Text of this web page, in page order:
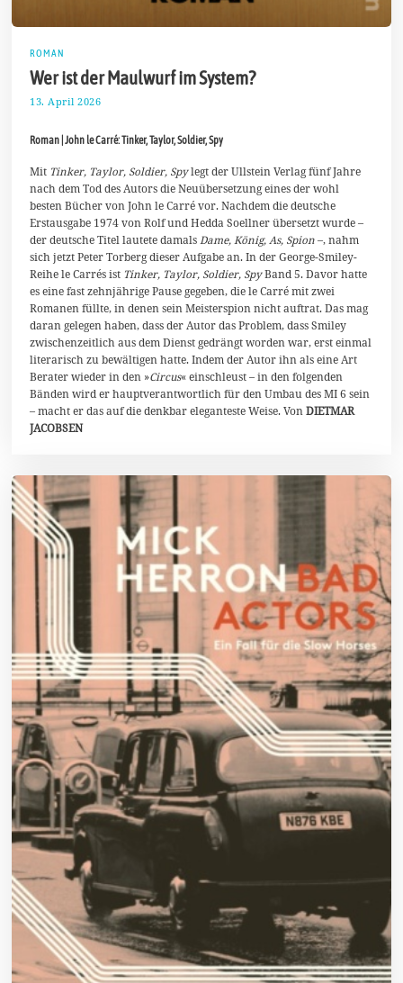
ROMAN
Wer ist der Maulwurf im System?
13. April 2026
A
r
i
l
2
0
2
6
Roman | John le Carré: Tinker, Taylor, Soldier, Spy
Mit Tinker, Taylor, Soldier, Spylegt der Ullstein Verlag fünf Jahre
nach dem Tod des Autors die Neuübersetzung eines der wohl
besten Bücher von John le Carré vor. Nachdem die deutsche
Erstausgabe 1974 von Rolf und Hedda Soellner übersetzt wurde –
der deutsche Titel lautete damalsDame, König, As, Spion–, nahm
sich jetzt Peter Torberg dieser Aufgabe an. In der George-Smiley-
Reihe le Carrés ist Tinker, Taylor, Soldier, SpyBand 5. Davor hatte
es eine fast zehnjährige Pause gegeben, die le Carré mit zwei
Romanen füllte, in denen sein Meisterspion nicht auftrat. Das mag
daran gelegen haben, dass der Autor das Problem, dass Smiley
zwischenzeitlich aus dem Dienst gedrängt worden war, erst einmal
literarisch zu bewältigen hatte. Indem der Autor ihn als eine Art
Berater wieder in den »Circus« einschleust – in den folgenden
Bänden wird er hauptverantwortlich für den Umbau des MI 6 sein
– macht er das auf die denkbar eleganteste Weise. VonDIETMAR
JACOBSEN